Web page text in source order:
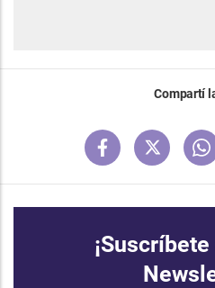
Compartí